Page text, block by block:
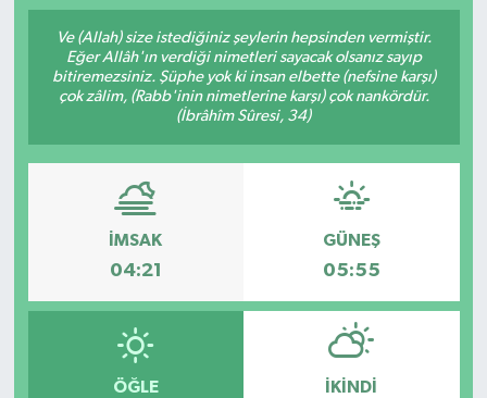
Ve (Allah) size istediğiniz şeylerin hepsinden vermiştir.
Eğer Allâh'ın verdiği nimetleri sayacak olsanız sayıp
bitiremezsiniz. Şüphe yok ki insan elbette (nefsine karşı)
çok zâlim, (Rabb'inin nimetlerine karşı) çok nankördür.
(İbrâhîm Sûresi, 34)
İMSAK
04:21
GÜNEŞ
05:55
ÖĞLE İKINDI